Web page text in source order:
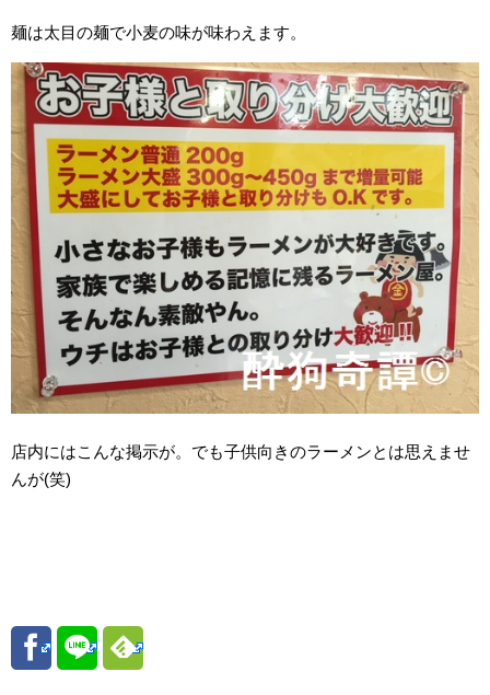
麺は太目の麺で小麦の味が味わえます。
店内にはこんな掲示が。でも子供向きのラーメンとは思えませ
んが(笑)